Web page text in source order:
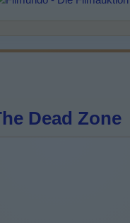
Dead Zone